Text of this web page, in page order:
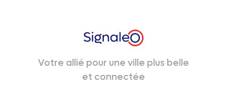
Votre allié pour une ville plus belle
et connectée